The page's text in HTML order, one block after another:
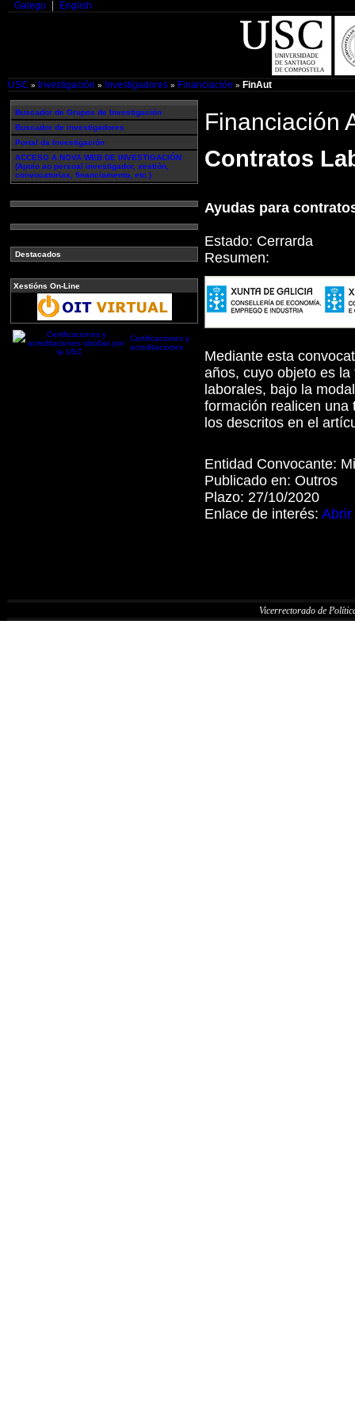
Galego English
USC » Investigación » Investigadores » Financiación » FinAut
Buscador de Grupos de Investigación
Buscador de investigadores
Portal da Investigación
ACCESO A NOVA WEB DE INVESTIGACIÓN
(Apoio ao persoal investigador, xestión,
convocatorias, financiamento, etc.)
Destacados
Xestións On-Line
Certificaciones y
acreditaciones
Financiación
Contratos
Ayudas para
Estado: Cerrarda
Resumen:
Mediante esta
años, cuyo objeto es
laborales, bajo la
formación realicen una
los descritos en el
Entidad Convocante:
Publicado en: Outros
Plazo: 27/10/2020
Enlace de interés: Abrir
Vicerrectorado de